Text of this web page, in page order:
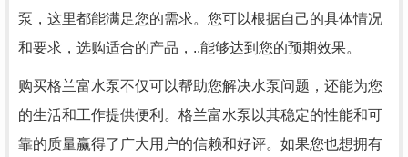
泵，这里都能满足您的需求。您可以根据自己的具体情况
和要求，选购适合的产品，..能够达到您的预期效果。
购买格兰富水泵不仅可以帮助您解决水泵问题，还能为您
的生活和工作提供便利。格兰富水泵以其稳定的性能和可
靠的质量赢得了广大用户的信赖和好评。如果您也想拥有